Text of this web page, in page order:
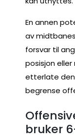
En annen
av
forsvar til
posisjon
etterlate
begrense
bruker